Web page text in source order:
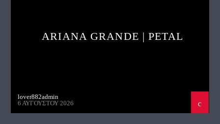
ARIANA GRANDE | PETAL
lover882admin
6 ΑΥΓΟΎΣΤΟΥ 2026